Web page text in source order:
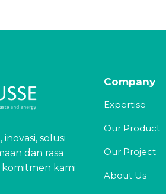
solusi
dan rasa
kami
Company
Expertise
Our Product
Our Project
About Us